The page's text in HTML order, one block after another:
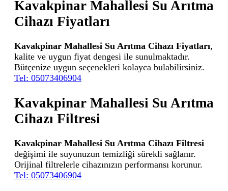
Kavakpinar Mahallesi Su Arıtma
Cihazı Fiyatları
Kavakpinar Mahallesi Su Arıtma Cihazı Fiyatları,
kalite ve uygun fiyat dengesi ile sunulmaktadır.
Bütçenize uygun seçenekleri kolayca bulabilirsiniz.
Tel: 05073406904
Kavakpinar Mahallesi Su Arıtma
Cihazı Filtresi
Kavakpinar Mahallesi Su Arıtma Cihazı Filtresi
değişimi ile suyunuzun temizliği sürekli sağlanır.
Orijinal filtrelerle cihazınızın performansı korunur.
Tel: 05073406904